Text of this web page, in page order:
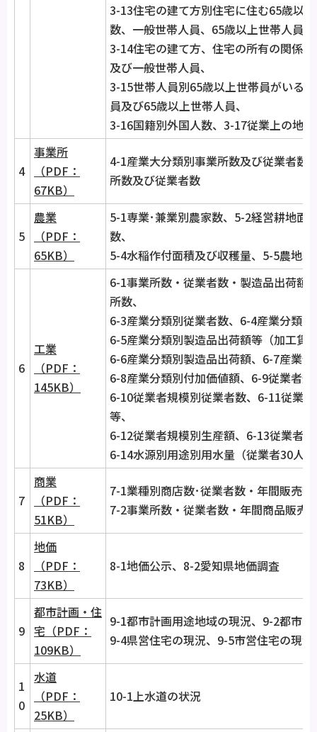
3-13住宅の建て方別住宅に住む65歳以
数、一般世帯人員、65歳以上世帯人員
3-14住宅の建て方、住宅の所有の関係
及び一般世帯人員、
3-15世帯人員別65歳以上世帯員がいる
員及び65歳以上世帯人員、
3-16国籍別外国人数、3-17従業上の地
4
事業所
（PDF：
67KB）
4-1産業大分類別事業所数及び従業者数
所数及び従業者数
5
農業
（PDF：
65KB）
5-1専業･兼業別農家数、5-2経営耕地面
数、
5-4水稲作付面積及び収穫量、5-5農地転
6
工業
（PDF：
145KB）
6-1事業所数・従業者数・製造品出荷額
所数、
6-3産業分類別従業者数、6-4産業分類
6-5産業分類別製造品出荷額等（加工賃
6-6産業分類別製造品出荷額、6-7産業
6-8産業分類別付加価値額、6-9従業者
6-10従業者規模別従業者数、6-11従業
等、
6-12従業者規模別生産額、6-13従業者
6-14水源別用途別用水量（従業者30人
7
商業
（PDF：
51KB）
7-1業種別商店数･従業者数・年間販売額
7-2事業所数・従業者数・年間商品販売
8
地価
（PDF：
73KB）
8-1地価公示、8-2愛知県地価調査
9
都市計画・住
宅（PDF：
109KB）
9-1都市計画用途地域の現況、9-2都市
9-4県営住宅の現況、9-5市営住宅の現
1
0
水道
（PDF：
25KB）
10-1上水道の状況